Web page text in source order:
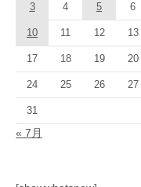
3 4 5 6
10 11 12 13
17 18 19 20
24 25 26 27
31
« 7月